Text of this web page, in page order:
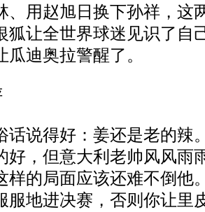
、用赵旭日换下孙祥，这
狐让全世界球迷见识了自
迪奥拉警醒了。
说得好：姜还是老的辣
好，但意大利老帅风风雨
样的局面应该还难不倒他
服地进决赛，否则你让里